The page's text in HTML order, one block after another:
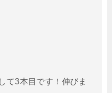
て3本目です！伸びま